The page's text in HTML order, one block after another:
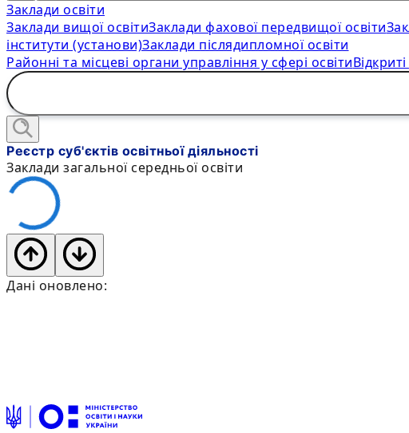
Заклади освіти
Заклади вищої освітиЗаклади фахової передвищої освіти
інститути (установи)Заклади післядипломної освіти
Районні та місцеві органи управління у сфері освіти
Реєстр суб'єктів освітньої діяльності
Заклади загальної середньої освіти
Дані оновлено: